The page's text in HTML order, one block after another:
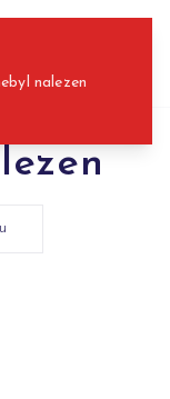
nalezen